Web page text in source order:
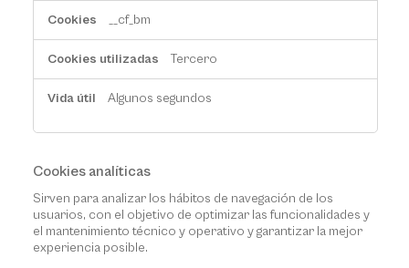
__cf_bm
Tercero
Algunos segundos
Cookies analíticas
Sirven para analizar los hábitos de navegación de los
usuarios, con el objetivo de optimizar las funcionalidades y
el mantenimiento técnico y operativo y garantizar la mejor
experiencia posible.